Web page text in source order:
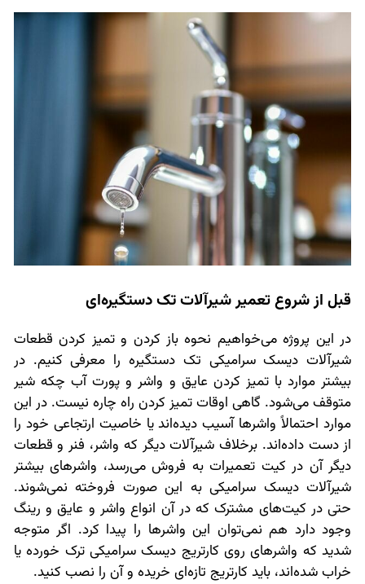
قبل از شروع تعمیر شیرآلات تک دستگیره‌ای
در این پروژه می‌خواهیم نحوه باز کردن و تمیز کردن قطعات
شیرآلات دیسک سرامیکی تک دستگیره را معرفی کنیم. در
بیشتر موارد با تمیز کردن عایق و واشر و پورت آب چکه شیر
متوقف می‌شود. گاهی اوقات تمیز کردن راه چاره نیست. در این
موارد احتمالاً واشرها آسیب دیده‌اند یا خاصیت ارتجاعی خود را
از دست داده‌اند. برخلاف شیرآلات دیگر که واشر، فنر و قطعات
دیگر آن در کیت تعمیرات به فروش می‌رسد، واشرهای بیشتر
شیرآلات دیسک سرامیکی به این صورت فروخته نمی‌شوند.
حتی در کیت‌های مشترک که در آن انواع واشر و عایق و رینگ
وجود دارد هم نمی‌توان این واشرها را پیدا کرد. اگر متوجه
شدید که واشرهای روی کارتریج دیسک سرامیکی ترک خورده یا
خراب شده‌اند، باید کارتریج تازه‌ای خریده و آن را نصب کنید.